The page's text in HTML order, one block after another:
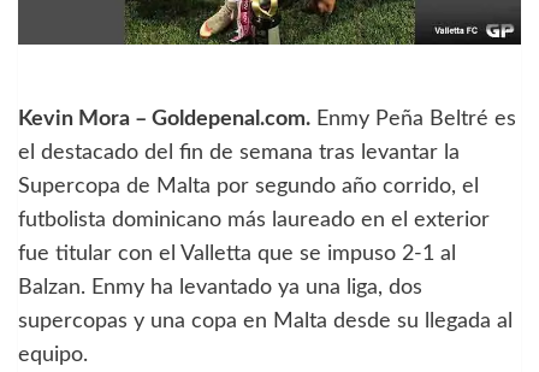
Kevin Mora – Goldepenal.com. Enmy Peña Beltré es
el destacado del fin de semana tras levantar la
Supercopa de Malta por segundo año corrido, el
futbolista dominicano más laureado en el exterior
fue titular con el Valletta que se impuso 2-1 al
Balzan. Enmy ha levantado ya una liga, dos
supercopas y una copa en Malta desde su llegada al
equipo.